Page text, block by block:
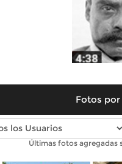
Fotos
Fotos modernas
Últimas fotos agregadas